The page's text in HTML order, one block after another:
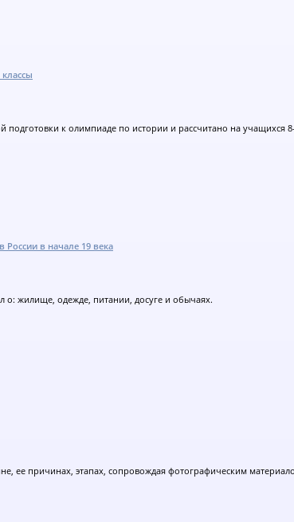
подготовки к олимпиаде по истории и рассчитано на учащихся
в начале 19 века
о: жилище, одежде, питании, досуге и обычаях.
ее причинах, этапах, сопровождая фотографическим